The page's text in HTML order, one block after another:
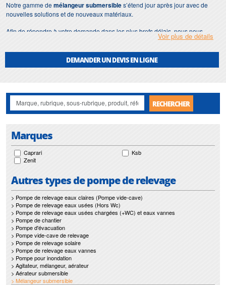
Notre gamme demélangeur submersibles’étend jour après jour avec de
nouvelles solutions et de nouveaux matériaux.
Afin de répondre à votre demande dans les plus brefs délais, nous nous
mélangeur
Motralecmet également à votre disposition son service de réparation et
Nos interventions sur toute l'Ile de France suivant vos besoins et vos
contraintes sont un gage d'efficacité, et garantissent l'absence de perturbation
de vos installations.
Voir plus de détails
DEMANDER UN DEVIS EN LIGNE
RECHERCHER
Marques
Caprari
Ksb
Zenit
Autres types de pompe de relevage
> Pompe de relevage eaux claires (Pompe vide-cave)
> Pompe de relevage eaux usées (Hors Wc)
> Pompe de relevage eaux usées chargées (+WC) et eaux vannes
> Pompe de chantier
> Pompe d'évacuation
> Pompe vide-cave de relevage
> Pompe de relevage solaire
> Pompe de relevage eaux vannes
> Pompe pour inondation
> Agitateur, mélangeur, aérateur
> Aérateur submersible
> Mélangeur submersible